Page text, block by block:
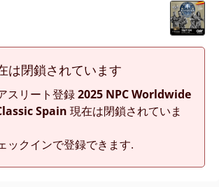
は閉鎖されています
スリート登録2025 NPC Worldwide
Spain 現在は閉鎖されていま
ックインで登録できます.